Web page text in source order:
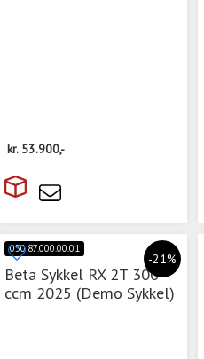
kr. 53.900,-
-21%
050.87.000.00.01
Beta Sykkel RX 2T 300
ccm 2025 (Demo Sykkel)